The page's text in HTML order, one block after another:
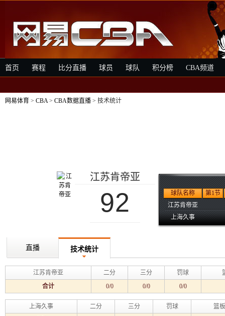
首页 赛程 比分直播 球员 球队 积分榜 CBA频道
网易体育 > CBA> CBA数据直播 > 技术统计
江苏肯帝亚
92 球队名称
第1节
江苏肯帝亚
上海久事
直播 技术统计
江苏肯帝亚 二分 三分 罚球
合计
0/0 0/0 0/0
上海久事 二分 三分 罚球
篮